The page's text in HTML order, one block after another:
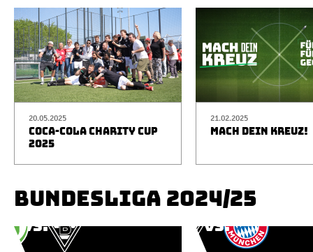
20.05.2025
COCA-COLA CHARITY CUP
2025
21.02.2025
MACH DEIN KREUZ!
BUNDESLIGA 2024/25